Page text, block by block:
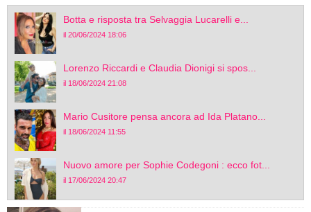
Botta e risposta tra Selvaggia Lucarelli e...
il 20/06/2024 18:06
Lorenzo Riccardi e Claudia Dionigi si spos...
il 18/06/2024 21:08
Mario Cusitore pensa ancora ad Ida Platano...
il 18/06/2024 11:55
Nuovo amore per Sophie Codegoni : ecco fot...
il 17/06/2024 20:47